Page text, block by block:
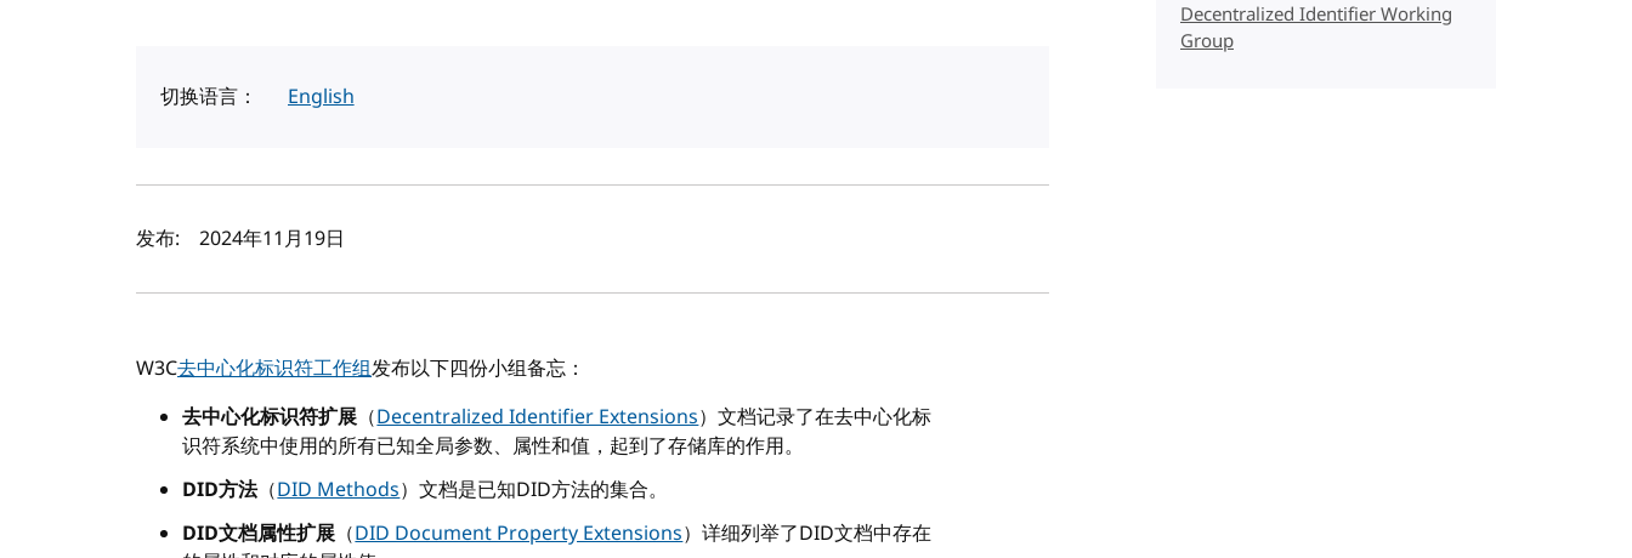
切换语言： English
作者及发布日期
发布: 2024年11月19日
W3C去中心化标识符工作组发布以下四份小组备忘：
去中心化标识符扩展 （Decentralized Identifier Extensions）文档记录了在去中心化标
识符系统中使用的所有已知全局参数、属性和值，起到了存储库的作用。
DID方法（DID Methods）文档是已知DID方法的集合。
DID文档属性扩展 （DID Document Property Extensions）详细列举了DID文档中存在
Decentralized Identifier Working
Group